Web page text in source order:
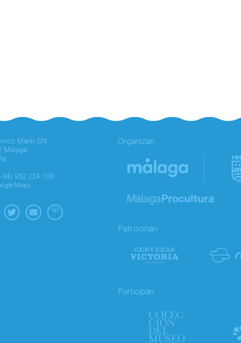
Marín SN
Málaga
952 224 109
Maps
Organizan
Patrocinan
Participan